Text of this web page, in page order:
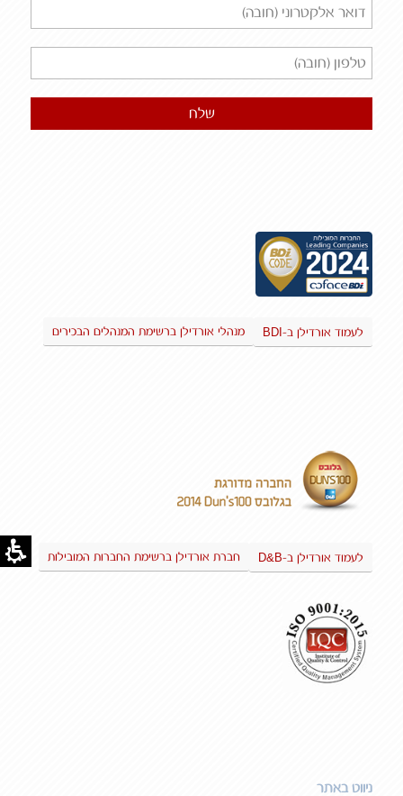
לעמוד אורדילן ב-BDI מנהלי אורדילן ברשימת המנהלים הבכירים
לעמוד אורדילן ב-D&B חברת אורדילן ברשימת החברות המובילות
ניווט באתר